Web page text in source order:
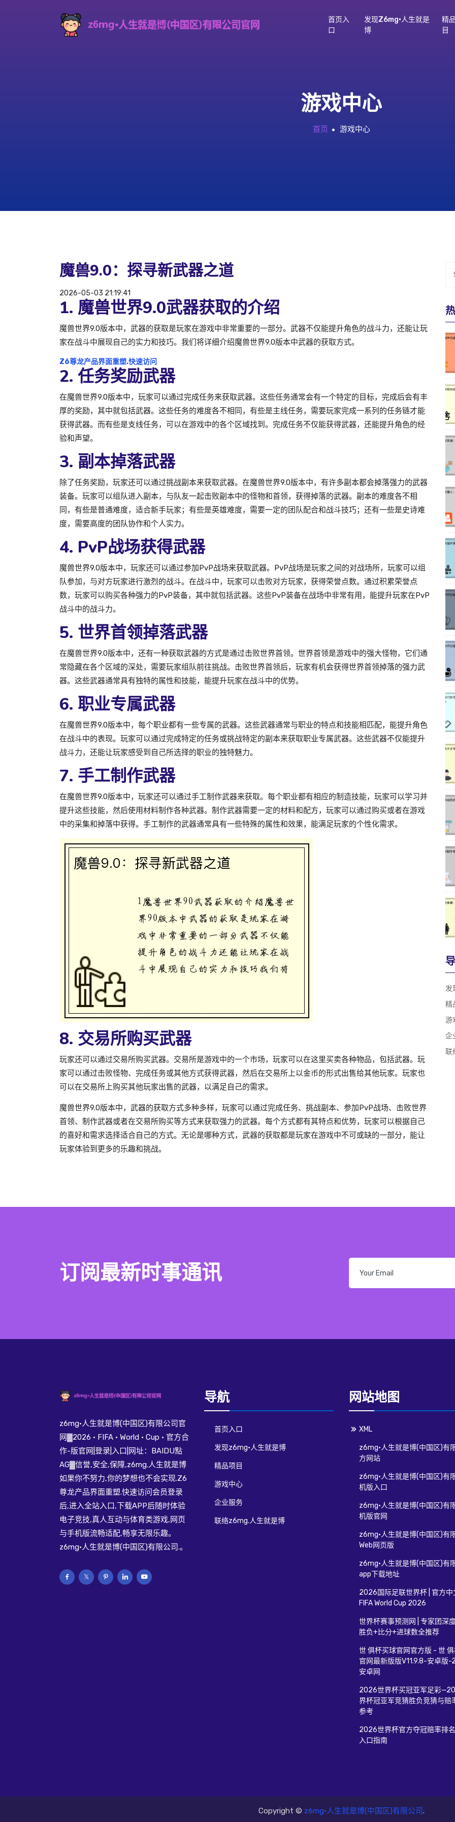
首页入
口
发现z6mg·人生就是
博
精
目
游戏中心
首页 游戏中心
魔兽9.0：探寻新武器之道
2026-05-03 21:19:41
1. 魔兽世界9.0武器获取的介绍
魔兽世界9.0版本中，武器的获取是玩家在游戏中非常重要的一部分。武器不仅能提升角色的战斗力，还能让玩
家在战斗中展现自己的实力和技巧。我们将详细介绍魔兽世界9.0版本中武器的获取方式。
Z6尊龙产品界面重塑.快速访问
2. 任务奖励武器
在魔兽世界9.0版本中，玩家可以通过完成任务来获取武器。这些任务通常会有一个特定的目标，完成后会有丰
厚的奖励，其中就包括武器。这些任务的难度各不相同，有些是主线任务，需要玩家完成一系列的任务链才能
获得武器。而有些是支线任务，可以在游戏中的各个区域找到。完成任务不仅能获得武器，还能提升角色的经
验和声望。
3. 副本掉落武器
除了任务奖励，玩家还可以通过挑战副本来获取武器。在魔兽世界9.0版本中，有许多副本都会掉落强力的武器
装备。玩家可以组队进入副本，与队友一起击败副本中的怪物和首领，获得掉落的武器。副本的难度各不相
同，有些是普通难度，适合新手玩家；有些是英雄难度，需要一定的团队配合和战斗技巧；还有一些是史诗难
度，需要高度的团队协作和个人实力。
4. PvP战场获得武器
魔兽世界9.0版本中，玩家还可以通过参加PvP战场来获取武器。PvP战场是玩家之间的对战场所，玩家可以组
队参加，与对方玩家进行激烈的战斗。在战斗中，玩家可以击败对方玩家，获得荣誉点数。通过积累荣誉点
数，玩家可以购买各种强力的PvP装备，其中就包括武器。这些PvP装备在战场中非常有用，能提升玩家在PvP
战斗中的战斗力。
5. 世界首领掉落武器
在魔兽世界9.0版本中，还有一种获取武器的方式是通过击败世界首领。世界首领是游戏中的强大怪物，它们通
常隐藏在各个区域的深处，需要玩家组队前往挑战。击败世界首领后，玩家有机会获得世界首领掉落的强力武
器。这些武器通常具有独特的属性和技能，能提升玩家在战斗中的优势。
6. 职业专属武器
在魔兽世界9.0版本中，每个职业都有一些专属的武器。这些武器通常与职业的特点和技能相匹配，能提升角色
在战斗中的表现。玩家可以通过完成特定的任务或挑战特定的副本来获取职业专属武器。这些武器不仅能提升
战斗力，还能让玩家感受到自己所选择的职业的独特魅力。
7. 手工制作武器
在魔兽世界9.0版本中，玩家还可以通过手工制作武器来获取。每个职业都有相应的制造技能，玩家可以学习并
提升这些技能，然后使用材料制作各种武器。制作武器需要一定的材料和配方，玩家可以通过购买或者在游戏
中的采集和掉落中获得。手工制作的武器通常具有一些特殊的属性和效果，能满足玩家的个性化需求。
8. 交易所购买武器
玩家还可以通过交易所购买武器。交易所是游戏中的一个市场，玩家可以在这里买卖各种物品，包括武器。玩
家可以通过击败怪物、完成任务或其他方式获得武器，然后在交易所上以金币的形式出售给其他玩家。玩家也
可以在交易所上购买其他玩家出售的武器，以满足自己的需求。
魔兽世界9.0版本中，武器的获取方式多种多样，玩家可以通过完成任务、挑战副本、参加PvP战场、击败世界
首领、制作武器或者在交易所购买等方式来获取强力的武器。每个方式都有其特点和优势，玩家可以根据自己
的喜好和需求选择适合自己的方式。无论是哪种方式，武器的获取都是玩家在游戏中不可或缺的一部分，能让
玩家体验到更多的乐趣和挑战。
发
精
游
企
联
订阅最新时事通讯
z6mg·人生就是博(中国区)有限公司官
网▓2026 · FIFA · World · Cup · 官方合
作-版官网|登录|入口|网址：BAIDU點
AG▓信誉,安全,保障,z6mg.人生就是博
如果你不努力,你的梦想也不会实现.Z6
尊龙产品界面重塑.快速访问会员登录
后,进入全站入口,下载APP后随时体验
电子竞技,真人互动与体育类游戏,网页
与手机版流畅适配,畅享无限乐趣。
z6mg·人生就是博(中国区)有限公司.。
导航
首页入口
发现z6mg·人生就是博
精品项目
游戏中心
企业服务
联络z6mg.人生就是博
网站地图
XML
z6mg·人生就是博(中国区)有
方网站
z6mg·人生就是博(中国区)有
机版入口
z6mg·人生就是博(中国区)有
机版官网
z6mg·人生就是博(中国区)有
Web网页版
z6mg·人生就是博(中国区)有
app下载地址
2026国际足联世界杯 | 官方中
FIFA World Cup 2026
世界杯赛事预测网 | 专家团深度
胜负+比分+进球数全推荐
世 俱杯买球官网官方版 - 世
官网最新版版V11.9.8-安卓版
安卓网
2026世界杯买冠亚军足彩
界杯冠亚军竞猜胜负竞猜与赔
参考
2026世界杯官方夺冠赔率排
入口指南
Copyright © z6mg·人生就是博(中国区)有限公司.